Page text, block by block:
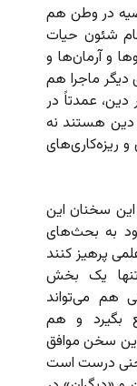
در وطن هم
شئون حیات
و آرمان‌ها و
ماجرا هم
عمدتاً در
دین هستند نه
و ریزه‌کاری‌های
سخنان این
به بحث‌های
پرهیز کنند
تنها یک بخش
هم می‌تواند
بگیرد و هم
این سخن موافق
درست است